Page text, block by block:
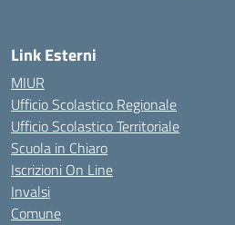
Link Esterni
MIUR
Ufficio Scolastico Regionale
Ufficio Scolastico Territoriale
Scuola in Chiaro
Iscrizioni On Line
Invalsi
Comune